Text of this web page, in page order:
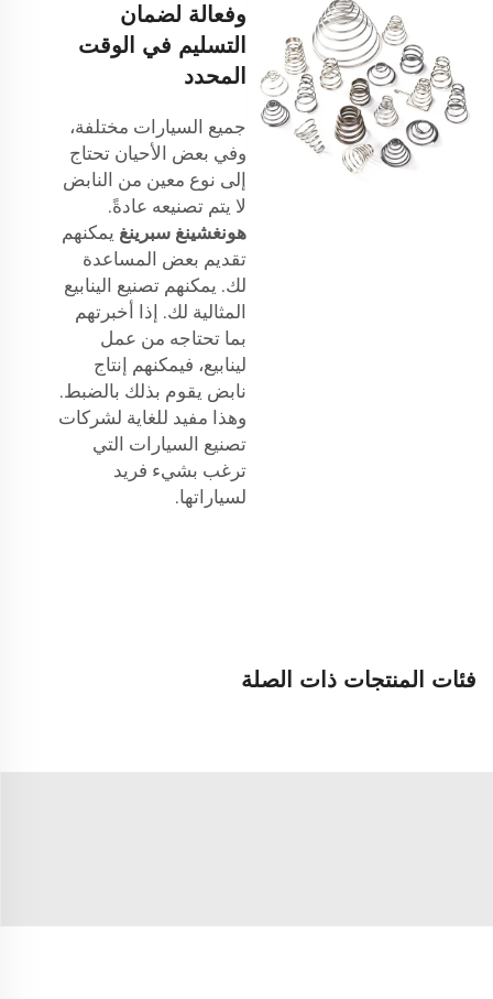
وفعالة لضمان
التسليم في الوقت
المحدد
جميع السيارات مختلفة،
وفي بعض الأحيان تحتاج
إلى نوع معين من النابض
لا يتم تصنيعه عادةً.
هونغشينغ سبرينغ يمكنهم
تقديم بعض المساعدة
لك. يمكنهم تصنيع الينابيع
المثالية لك. إذا أخبرتهم
بما تحتاجه من عمل
لينابيع، فيمكنهم إنتاج
نابض يقوم بذلك بالضبط.
وهذا مفيد للغاية لشركات
تصنيع السيارات التي
ترغب بشيء فريد
لسياراتها.
فئات المنتجات ذات الصلة